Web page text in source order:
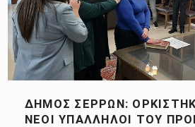
ΔΉΜΟΣ ΣΕΡΡΏΝ:
ΝΈΟΙ ΥΠΆΛΛΗΛΟΙ ΤΟΥ